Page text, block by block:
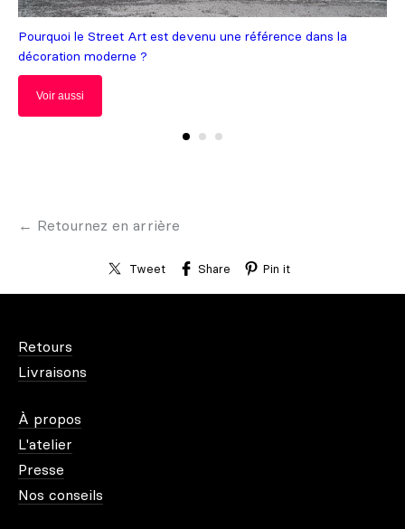
Pourquoi le Street Art est devenu une référence dans la
décoration moderne ?
Voir aussi
← Retournez en arrière
Tweet Share Pin it
Retours
Livraisons
À propos
L'atelier
Presse
Nos conseils